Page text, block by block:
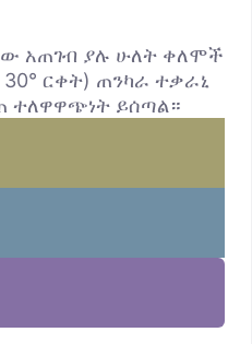
አጠገብ ያሉ ሁለት ቀለሞች
ርቀት) ጠንካራ ተቃራኒ
ተለዋዋጭነት ይሰጣል።